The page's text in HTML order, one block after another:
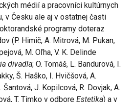
médií a pracovníci kultúrnych
v Česku ale aj v ostatnej časti
programy doteraz
(P. Himič, A. Mitrová, M. Pukan,
M. Oľha, V. K. Delinde
divadla; O. Tomáš, L. Bandurová, I.
Š. Haško, I. Hvičšová, A.
J. Kopilcová, R. Dovjak, A.
T. Timko v odbore Estetika) a v